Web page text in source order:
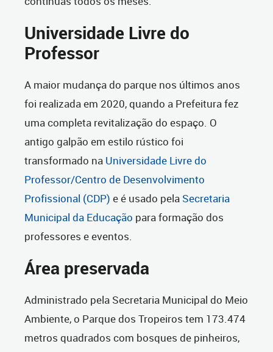
Universidade Livre do
Professor
A maior mudança do parque nos últimos anos
foi realizada em 2020, quando a Prefeitura fez
uma completa revitalização do espaço. O
antigo galpão em estilo rústico foi
transformado na Universidade Livre do
Professor/Centro de Desenvolvimento
Profissional (CDP) e é usado pela Secretaria
Municipal da Educação para formação dos
professores e eventos.
Área preservada
Administrado pela Secretaria Municipal do Meio
Ambiente, o Parque dos Tropeiros tem 173.474
metros quadrados com bosques de pinheiros,